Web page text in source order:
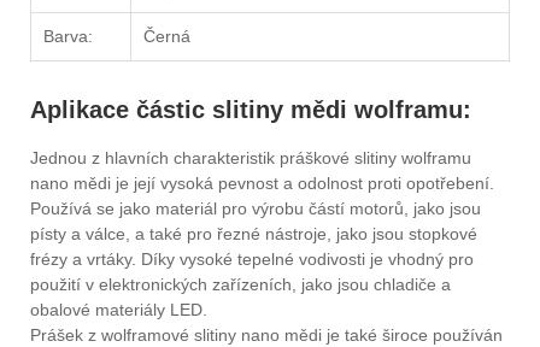
Barva: Černá
Aplikace částic slitiny mědi wolframu:
Jednou z hlavních charakteristik práškové slitiny wolframu
nano mědi je její vysoká pevnost a odolnost proti opotřebení.
Používá se jako materiál pro výrobu částí motorů, jako jsou
písty a válce, a také pro řezné nástroje, jako jsou stopkové
frézy a vrtáky. Díky vysoké tepelné vodivosti je vhodný pro
použití v elektronických zařízeních, jako jsou chladiče a
obalové materiály LED.
Prášek z wolframové slitiny nano mědi je také široce používán